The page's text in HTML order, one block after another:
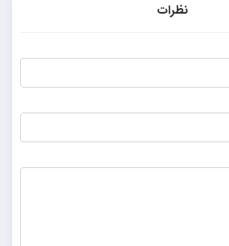
نظرات